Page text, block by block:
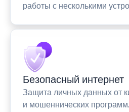
работы с несколькими
Безопасный интернет
Защита личных данных от
и мошеннических программ.